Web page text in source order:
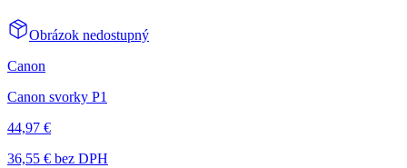
Obrázok nedostupný
Canon
Canon svorky P1
44,97 €
36,55 € bez DPH